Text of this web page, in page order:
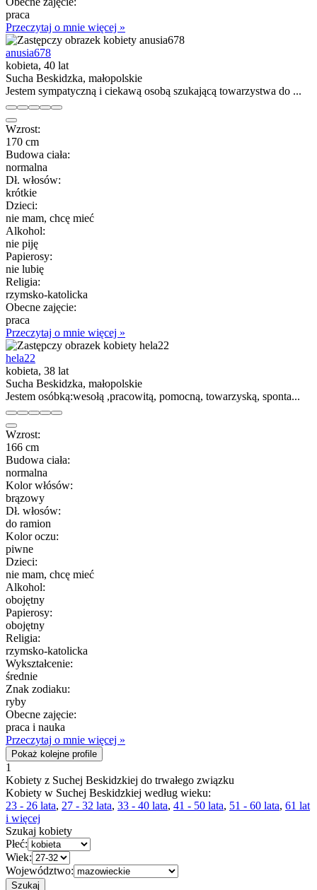
praca
Przeczytaj o mnie więcej »
anusia678
kobieta, 40 lat
Sucha Beskidzka, małopolskie
Jestem sympatyczną i ciekawą osobą szukającą towarzystwa do ...
Wzrost:
170 cm
Budowa ciała:
normalna
Dł. włosów:
krótkie
Dzieci:
nie mam, chcę mieć
Alkohol:
nie piję
Papierosy:
nie lubię
Religia:
rzymsko-katolicka
Obecne zajęcie:
praca
Przeczytaj o mnie więcej »
hela22
kobieta, 38 lat
Sucha Beskidzka, małopolskie
Jestem osóbką:wesołą ,pracowitą, pomocną, towarzyską, sponta...
Wzrost:
166 cm
Budowa ciała:
normalna
Kolor włósów:
brązowy
Dł. włosów:
do ramion
Kolor oczu:
piwne
Dzieci:
nie mam, chcę mieć
Alkohol:
obojętny
Papierosy:
obojętny
Religia:
rzymsko-katolicka
Wykształcenie:
średnie
Znak zodiaku:
ryby
Obecne zajęcie:
praca i nauka
Przeczytaj o mnie więcej »
Pokaż kolejne profile
1
Kobiety z Suchej Beskidzkiej do trwałego związku
Kobiety w Suchej Beskidzkiej według wieku:
23 - 26 lata, 27 - 32 lata, 33 - 40 lata, 41 - 50 lata, 51 - 60 lata, 61 lat
i więcej
Szukaj kobiety
Płeć:
Wiek:
Województwo: